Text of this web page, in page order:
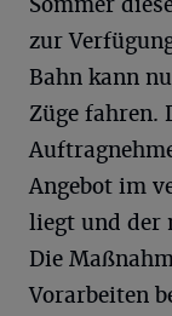
Sommer
zur
Bahn kann
Züge fahren.
Angebot im
liegt und der
Die
Vorarbeiten